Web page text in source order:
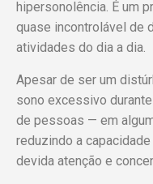
hipersonolência. É um
quase incontrolável de
atividades do dia a dia.
Apesar de ser um
sono excessivo
de pessoas — em
reduzindo a
devida atenção e